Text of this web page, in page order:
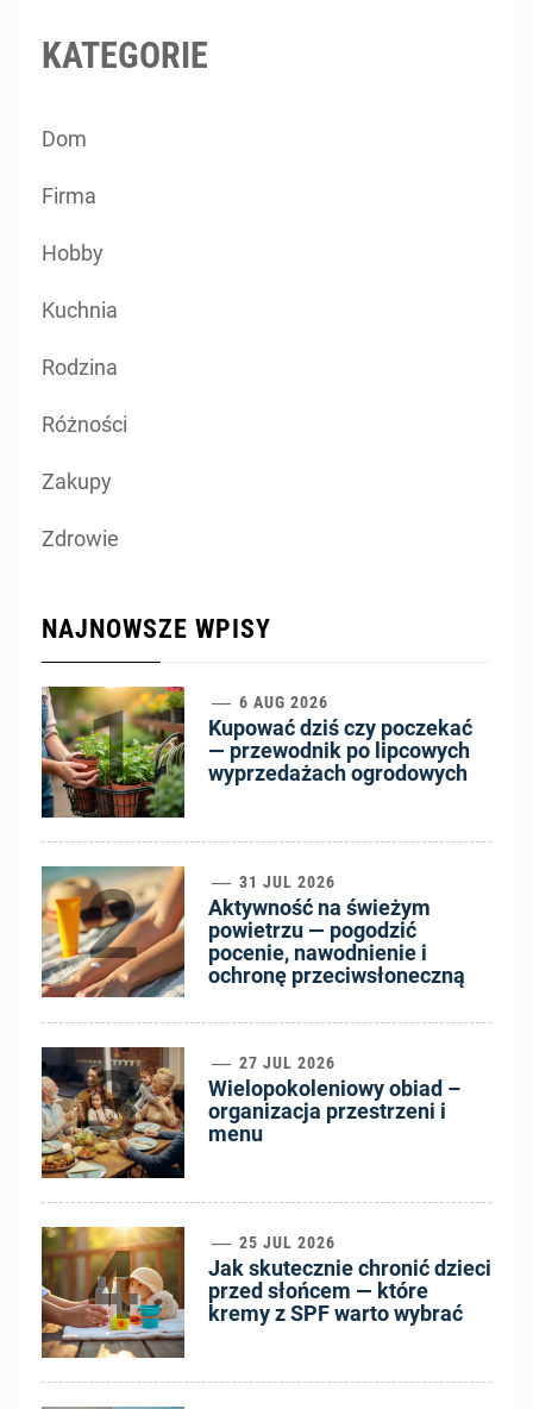
KATEGORIE
Dom
Firma
Hobby
Kuchnia
Rodzina
Różności
Zakupy
Zdrowie
NAJNOWSZE WPISY
1 6 AUG 2026
Kupować dziś czy poczekać
— przewodnik po lipcowych
wyprzedażach ogrodowych
2 31 JUL 2026
Aktywność na świeżym
powietrzu — pogodzić
pocenie, nawodnienie i
ochronę przeciwsłoneczną
3 27 JUL 2026
Wielopokoleniowy obiad –
organizacja przestrzeni i
menu
4 25 JUL 2026
Jak skutecznie chronić dzieci
przed słońcem — które
kremy z SPF warto wybrać